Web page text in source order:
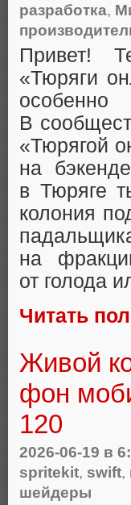
разработка,
Привет!
«Тюряги
В
«Тюрягой
на
в Тюряге
колония
на
от голода
Читать
Живой
фон
120
2026-06-19 в
spritekit, swift,
шейдеры